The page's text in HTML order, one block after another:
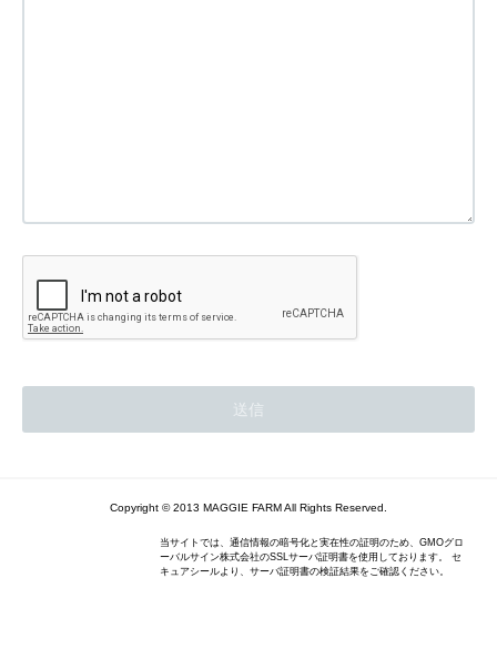
Copyright © 2013 MAGGIE FARM All Rights Reserved.
当サイトでは、通信情報の暗号化と実在性の証明のため、GMOグロ
ーバルサイン株式会社のSSLサーバ証明書を使用しております。 セ
キュアシールより、サーバ証明書の検証結果をご確認ください。